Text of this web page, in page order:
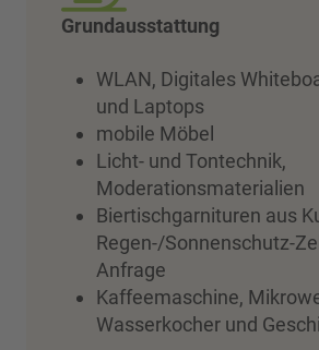
Grundausstattung
WLAN, Digitales
und Laptops
mobile Möbel
Licht- und Tontechnik,
Moderationsmaterialien
Biertischgarnituren aus
Regen-/Sonnenschutz-
Anfrage
Kaffeemaschine,
Wasserkocher und